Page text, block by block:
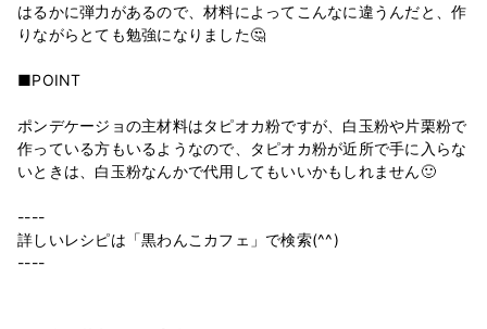
はるかに弾力があるので、材料によってこんなに違うんだと、作
りながらとても勉強になりました🤔
■POINT
ポンデケージョの主材料はタピオカ粉ですが、白玉粉や片栗粉で
作っている方もいるようなので、タピオカ粉が近所で手に入らな
いときは、白玉粉なんかで代用してもいいかもしれません🙂
----
詳しいレシピは「黒わんこカフェ」で検索(^^)
----